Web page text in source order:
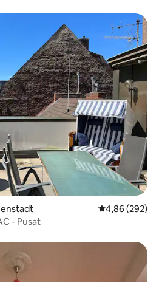
Nilai rata-rata
4,86 (292)
- Pusat